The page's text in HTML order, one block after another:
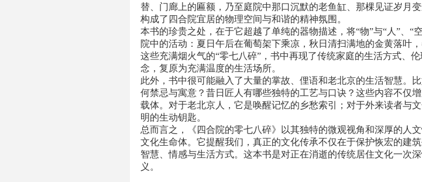
替、门廊上的匾额，乃至庭院中那口沉默的老鱼缸、那棵见证岁月
构成了四合院宜居的物理空间与和谐的精神氛围。
本书的珍贵之处，在于它超越了单纯的器物描述，将“物”与“人”、“
院中的活动：夏日午后在葡萄架下乘凉，秋日清扫满地的金黄落叶
这些充满烟火气的“零七八碎”，书中再现了传统家庭的生活方式、
念，复原为充满温度的生活场所。
此外，书中很可能融入了大量的掌故、俚语和老北京的生活智慧。
何禁忌与寓意？昔日匠人有哪些独特的工艺与口诀？这些内容不仅
载体。对于老北京人，它是唤醒记忆的乡愁索引；对于外来读者与
明的生动钥匙。
总而言之，《四合院的零七八碎》以其独特的微观视角和深厚的人
文化生命体。它提醒我们，真正的文化传承不仅在于保护恢宏的建
智慧、情感与生活方式。这本书是对正在消逝的传统居住文化一次
义。